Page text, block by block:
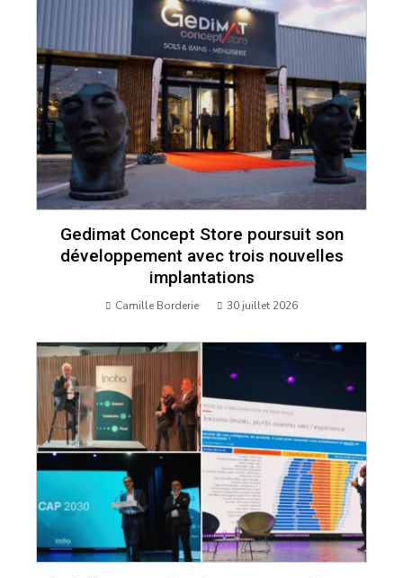
Gedimat Concept Store poursuit son
développement avec trois nouvelles
implantations
Camille Borderie 30 juillet 2026